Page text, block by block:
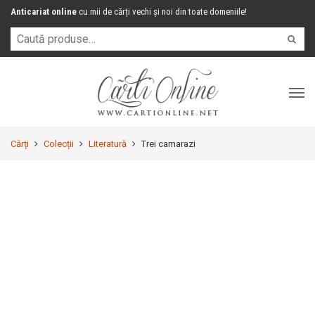
Anticariat online cu mii de cărți vechi și noi din toate domeniile!
Cărți Colecții Literatură Trei camarazi